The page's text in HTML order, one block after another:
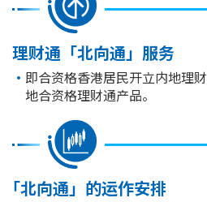
理财通「北向通」服务
即合资格香港居民开立内地理
地合资格理财通产品。
「北向通」的运作安排